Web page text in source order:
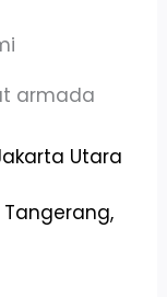
armada
Utara
Tangerang,